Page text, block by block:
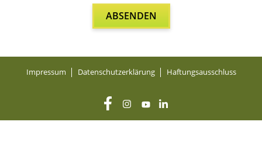
Impres­sum Daten­schutz­er­klä­rung Haf­tungs­aus­schluss